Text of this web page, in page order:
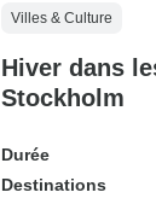
Villes & Culture
Hiver dans
Stockholm
Durée
Destinations